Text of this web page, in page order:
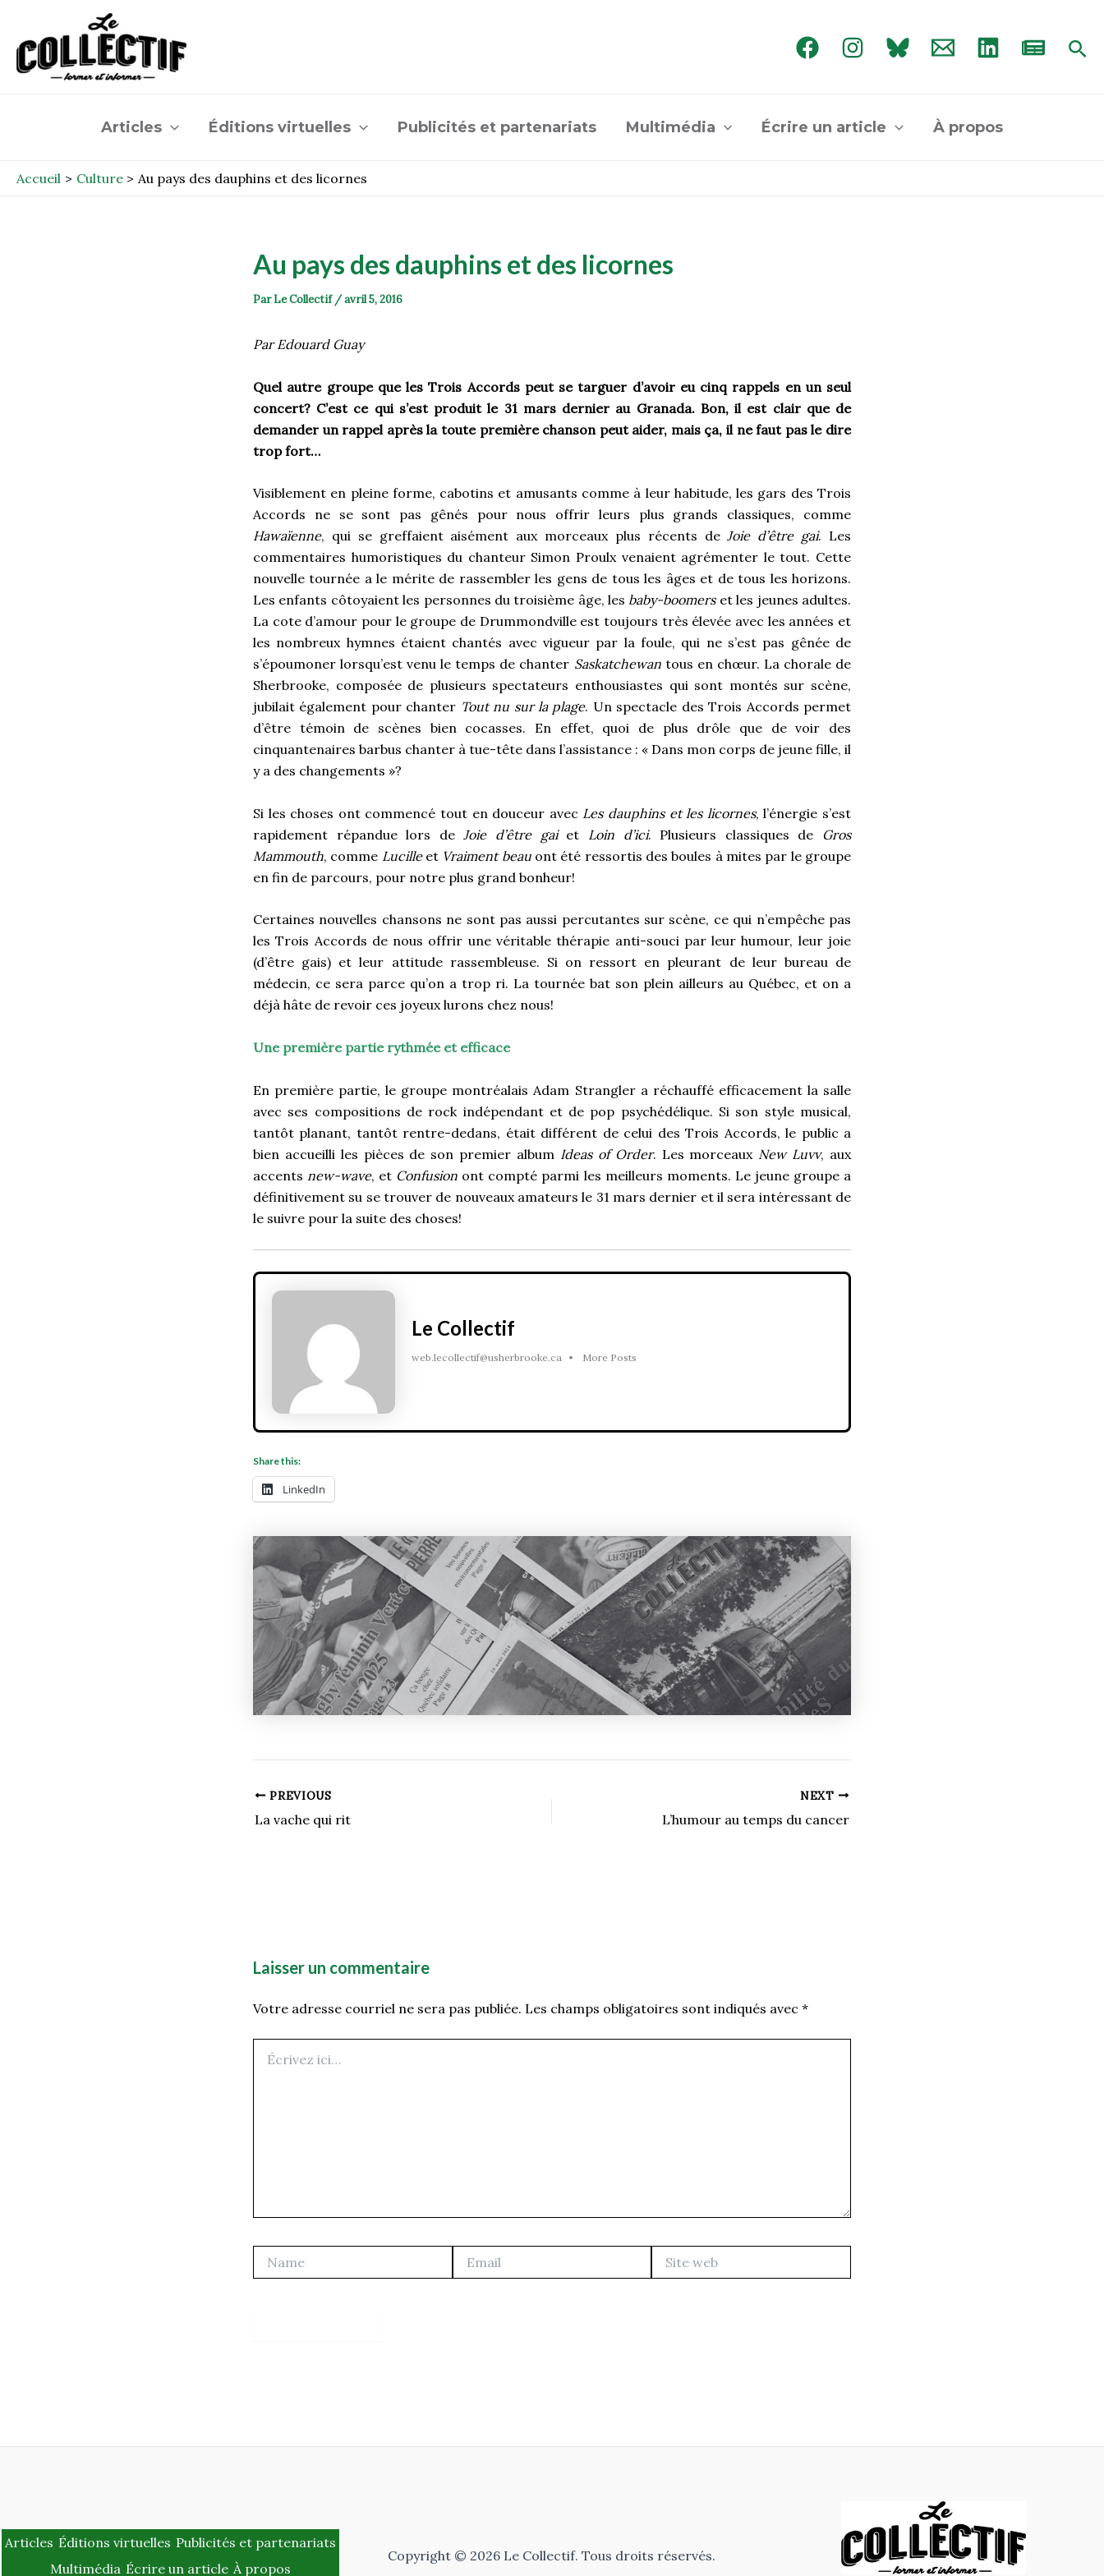
contenu
Articles Éditions virtuelles Publicités et partenariats Multimédia Écrire un article À propos
Accueil Culture Au pays des dauphins et des licornes
Au pays des dauphins et des licornes
ParLe Collectif /avril 5, 2016
Par Edouard Guay
Quel autre groupe que les Trois Accords peut se targuer d’avoir eu cinq rappels en un seul
concert? C’est ce qui s’est produit le 31 mars dernier au Granada. Bon, il est clair que de
demander un rappel après la toute première chanson peut aider, mais ça, il ne faut pas le dire
trop fort…
Visiblement en pleine forme, cabotins et amusants comme à leur habitude, les gars des Trois
Accords ne se sont pas gênés pour nous offrir leurs plus grands classiques, comme
Hawaïenne, qui se greffaient aisément aux morceaux plus récents deJoie d’être gai. Les
commentaires humoristiques du chanteur Simon Proulx venaient agrémenter le tout. Cette
nouvelle tournée a le mérite de rassembler les gens de tous les âges et de tous les horizons.
Les enfants côtoyaient les personnes du troisième âge, les baby-boomers et les jeunes adultes.
La cote d’amour pour le groupe de Drummondville est toujours très élevée avec les années et
les nombreux hymnes étaient chantés avec vigueur par la foule, qui ne s’est pas gênée de
s’époumoner lorsqu’est venu le temps de chanter Saskatchewan tous en chœur. La chorale de
Sherbrooke, composée de plusieurs spectateurs enthousiastes qui sont montés sur scène,
jubilait également pour chanter Tout nu sur la plage. Un spectacle des Trois Accords permet
d’être témoin de scènes bien cocasses. En effet, quoi de plus drôle que de voir des
cinquantenaires barbus chanter à tue-tête dans l’assistance : « Dans mon corps de jeune fille, il
y a des changements »?
Si les choses ont commencé tout en douceur avec Les dauphins et les licornes, l’énergie s’est
rapidement répandue lors deJoie d’être gai et Loin d’ici. Plusieurs classiques de Gros
Mammouth, comme Lucille et Vraiment beau ont été ressortis des boules à mites par le groupe
en fin de parcours, pour notre plus grand bonheur!
Certaines nouvelles chansons ne sont pas aussi percutantes sur scène, ce qui n’empêche pas
les Trois Accords de nous offrir une véritable thérapie anti-souci par leur humour, leur joie
(d’être gais) et leur attitude rassembleuse. Si on ressort en pleurant de leur bureau de
médecin, ce sera parce qu’on a trop ri. La tournée bat son plein ailleurs au Québec, et on a
déjà hâte de revoir ces joyeux lurons chez nous!
Une première partie rythmée et efficace
En première partie, le groupe montréalais Adam Strangler a réchauffé efficacement la salle
avec ses compositions de rock indépendant et de pop psychédélique. Si son style musical,
tantôt planant, tantôt rentre-dedans, était différent de celui des Trois Accords, le public a
bien accueilli les pièces de son premier album Ideas of Order. Les morceaux New Luvv, aux
accents new-wave, et Confusion ont compté parmi les meilleurs moments. Le jeune groupe a
définitivement su se trouver de nouveaux amateurs le 31 mars dernier et il sera intéressant de
le suivre pour la suite des choses!
Le Collectif
web.lecollectif@usherbrooke.ca • More Posts
Share this:
LinkedIn
PREVIOUS
La vache qui rit
NEXT
L’humour au temps du cancer
Laisser un commentaire
Votre adresse courriel ne sera pas publiée. Les champs obligatoires sont indiqués avec *
ici…
web
Articles Éditions virtuelles Publicités et partenariats
Multimédia Écrire un article À propos
Copyright © 2026 Le Collectif. Tous droits réservés.